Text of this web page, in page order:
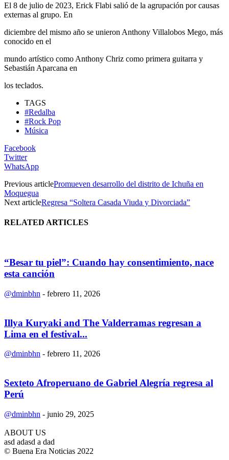
El 8 de julio de 2023, Erick Flabi salió de la agrupación por causas
externas al grupo. En
diciembre del mismo año se unieron Anthony Villalobos Mego, más
conocido en el
mundo artístico como Anthony Chriz como primera guitarra y
Sebastián Aparcana en
los teclados.
TAGS
#Redalba
#Rock Pop
Música
Facebook
Twitter
WhatsApp
Previous articlePromueven desarrollo del distrito de Ichuña en
Moquegua
Next articleRegresa “Soltera Casada Viuda y Divorciada”
RELATED ARTICLES
“Besar tu piel”: Cuando hay consentimiento, nace
esta canción
@dminbhn - febrero 11, 2026
Illya Kuryaki and The Valderramas regresan a
Lima en el festival...
@dminbhn - febrero 11, 2026
Sexteto Afroperuano de Gabriel Alegría regresa al
Perú
@dminbhn - junio 29, 2025
ABOUT US
asd adasd a dad
© Buena Era Noticias 2022